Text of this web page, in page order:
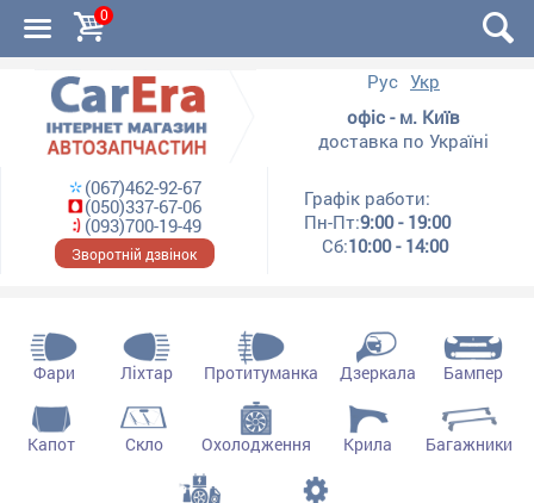
0
Рус Укр
офіс - м. Київ
доставка по Україні
(067)462-92-67
(050)337-67-06
(093)700-19-49
Зворотній дзвінок
Графік работи:
Пн-Пт:9:00 - 19:00
Сб:10:00 - 14:00
Фари Ліхтар Протитуманка Дзеркала Бампер
Капот Скло Охолодження Крила Багажники